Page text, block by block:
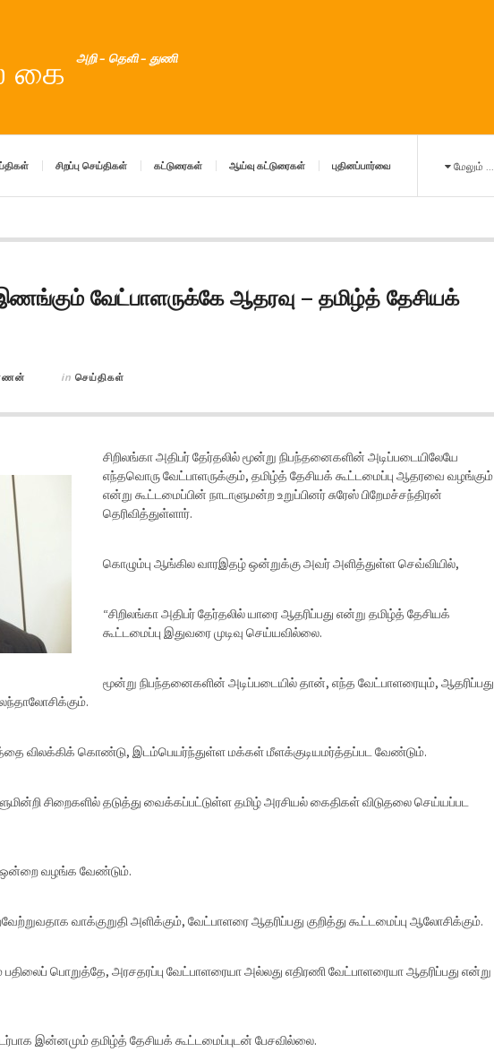
அறி – தெளி – துணி
சிறப்பு செய்திகள் கட்டுரைகள் ஆய்வு கட்டுரைகள் புதினப்பார்வை மேலும் ...
வேட்பாளருக்கே ஆதரவு – தமிழ்த் தேசியக்
in செய்திகள்
சிறிலங்கா அதிபர் தேர்தலில் மூன்று நிபந்தனைகளின் அடிப்படையிலேயே
எந்தவொரு வேட்பாளருக்கும், தமிழ்த் தேசியக் கூட்டமைப்பு ஆதரவை வழங்கும்
என்று கூட்டமைப்பின் நாடாளுமன்ற உறுப்பினர் சுரேஸ் பிறேமச்சந்திரன்
தெரிவித்துள்ளார்.
கொழும்பு ஆங்கில வாரஇதழ் ஒன்றுக்கு அவர் அளித்துள்ள செவ்வியில்,
“சிறிலங்கா அதிபர் தேர்தலில் யாரை ஆதரிப்பது என்று தமிழ்த் தேசியக்
கூட்டமைப்பு இதுவரை முடிவு செய்யவில்லை.
மூன்று நிபந்தனைகளின் அடிப்படையில் தான், எந்த வேட்பாளரையும், ஆதரிப்பது
விலக்கிக் கொண்டு, இடம்பெயர்ந்துள்ள மக்கள் மீளக்குடியமர்த்தப்பட வேண்டும்.
சிறைகளில் தடுத்து வைக்கப்பட்டுள்ள தமிழ் அரசியல் கைதிகள் விடுதலை செய்யப்பட
ஒன்றை வழங்க வேண்டும்.
வாக்குறுதி அளிக்கும், வேட்பாளரை ஆதரிப்பது குறித்து கூட்டமைப்பு ஆலோசிக்கும்.
பொறுத்தே, அரசதரப்பு வேட்பாளரையா அல்லது எதிரணி வேட்பாளரையா ஆதரிப்பது என்று
இன்னமும் தமிழ்த் தேசியக் கூட்டமைப்புடன் பேசவில்லை.